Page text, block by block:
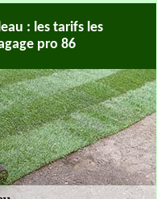
: les tarifs les
pro 86